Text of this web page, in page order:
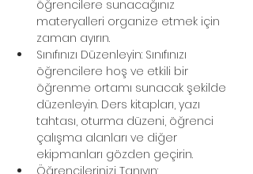
öğrencilere sunacağınız
materyalleri organize etmek için
zaman ayırın.
Sınıfınızı Düzenleyin: Sınıfınızı
öğrencilere hoş ve etkili bir
öğrenme ortamı sunacak şekilde
düzenleyin. Ders kitapları, yazı
tahtası, oturma düzeni, öğrenci
çalışma alanları ve diğer
ekipmanları gözden geçirin.
Öğrencilerinizi Tanıyın: